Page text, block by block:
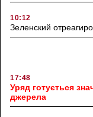
10:12
Зеленский
17:48
Уряд готується
джерела